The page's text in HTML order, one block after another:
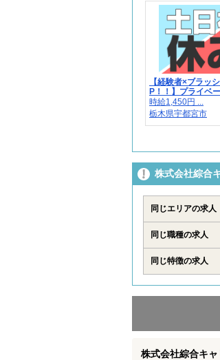
【経験者×ブラッ
P！！】プライベ
時給1,450円 ...
栃木県宇都宮市
株式会社綜合
同じエリアの求人
同じ職種の求人
同じ特徴の求人
株式会社綜合キ